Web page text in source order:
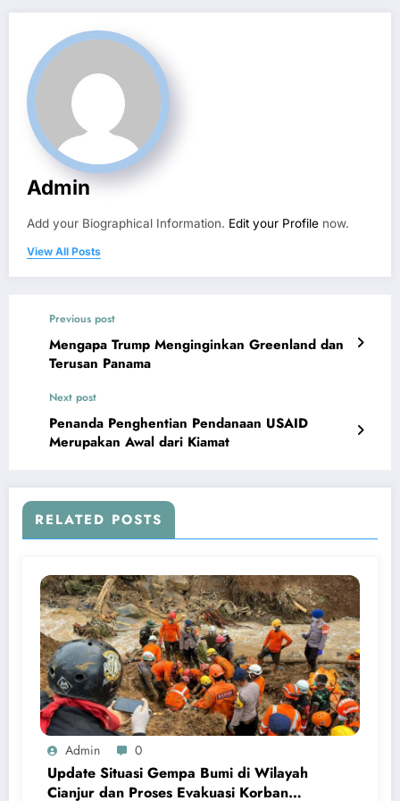
Admin
Add your Biographical Information. Edit your Profile now.
View All Posts
Previous post
Mengapa Trump Menginginkan Greenland dan
Terusan Panama
Next post
Penanda Penghentian Pendanaan USAID
Merupakan Awal dari Kiamat
RELATED POSTS
Admin 0
Update Situasi Gempa Bumi di Wilayah
Cianjur dan Proses Evakuasi Korban